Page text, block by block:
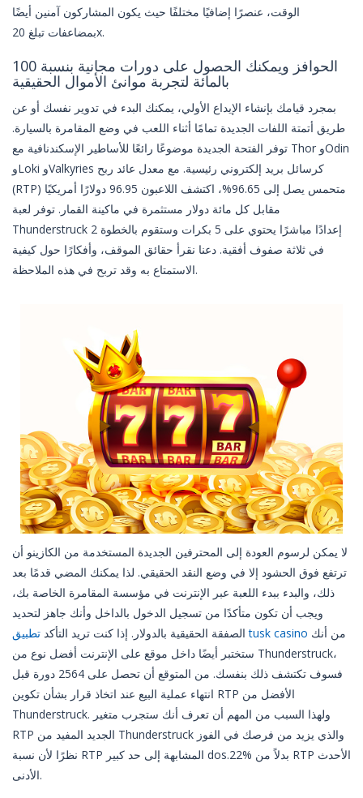
الوقت، عنصرًا إضافيًا مختلفًا حيث يكون المشاركون آمنين أيضًا
بمضاعفات تبلغ 20x.
الحوافز ويمكنك الحصول على دورات مجانية بنسبة 100
بالمائة لتجربة موانئ الأموال الحقيقية
بمجرد قيامك بإنشاء الإيداع الأولي، يمكنك البدء في تدوير نفسك أو عن
طريق أتمتة اللفات الجديدة تمامًا أثناء اللعب في وضع المقامرة بالسيارة.
توفر الفتحة الجديدة موضوعًا رائعًا للأساطير الإسكندنافية مع Thor وOdin
وLoki وValkyries كرسائل بريد إلكتروني رئيسية. مع معدل عائد ربح
(RTP) متحمس يصل إلى 96.65%، اكتشف اللاعبون 96.95 دولارًا أمريكيًا
مقابل كل مائة دولار مستثمرة في ماكينة القمار. توفر لعبة
Thunderstruck 2 إعدادًا مباشرًا يحتوي على 5 بكرات وستقوم بالخطوة
في ثلاثة صفوف أفقية. دعنا نقرأ حقائق الموقف، وأفكارًا حول كيفية
الاستمتاع به وقد تربح في هذه الملاحظة.
لا يمكن لرسوم العودة إلى المحترفين الجديدة المستخدمة من الكازينو أن
ترتفع فوق الحشود إلا في وضع النقد الحقيقي. لذا يمكنك المضي قدمًا بعد
ذلك، والبدء ببدء اللعبة عبر الإنترنت في مؤسسة المقامرة الخاصة بك،
ويجب أن تكون متأكدًا من تسجيل الدخول بالداخل وأنك جاهز لتحديد
الصفقة الحقيقية بالدولار. إذا كنت تريد التأكد تطبيق tusk casino
ستختبر أيضًا داخل موقع على الإنترنت أفضل نوع من Thunderstruck،
فسوف تكتشف ذلك بنفسك. من المتوقع أن تحصل على 2564 دورة قبل
انتهاء عملية البيع عند اتخاذ قرار بشأن تكوين RTP الأفضل من
Thunderstruck. ولهذا السبب من المهم أن تعرف أنك ستجرب متغير
RTP الجديد المفيد من Thunderstruck والذي يزيد من فرصك في الفوز
نظرًا لأن نسبة RTP المشابهة إلى حد كبير dos.22% بدلاً من RTP الأحدث
الأدنى.